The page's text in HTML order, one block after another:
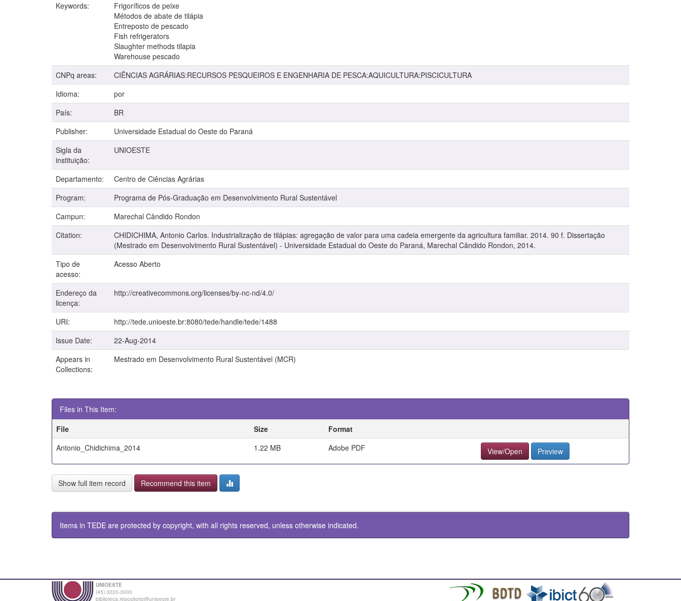
Keywords:
Frigoríficos de peixe
Métodos de abate de tilápia
Entreposto de pescado
Fish refrigerators
Slaughter methods tilapia
Warehouse pescado
CNPq areas:
CIÊNCIAS AGRÁRIAS:RECURSOS PESQUEIROS E ENGENHARIA DE PESCA:AQUICULTURA:PISCICULTURA
Idioma:
por
País:
BR
Publisher:
Universidade Estadual do Oeste do Paraná
Sigla da
instituição:
UNIOESTE
Departamento:
Centro de Ciências Agrárias
Program:
Programa de Pós-Graduação em Desenvolvimento Rural Sustentável
Campun:
Marechal Cândido Rondon
Citation:
CHIDICHIMA, Antonio Carlos. Industrialização de tilápias: agregação de valor para uma cadeia emergente da agricultura familiar. 2014. 90 f. Dissertação
(Mestrado em Desenvolvimento Rural Sustentável) - Universidade Estadual do Oeste do Paraná, Marechal Cândido Rondon, 2014.
Tipo de
acesso:
Acesso Aberto
Endereço da
licença:
http://creativecommons.org/licenses/by-nc-nd/4.0/
URI:
http://tede.unioeste.br:8080/tede/handle/tede/1488
Issue Date:
22-Aug-2014
Appears in
Collections:
Mestrado em Desenvolvimento Rural Sustentável (MCR)
Files in This Item:
File
Size
Format
Antonio_Chidichima_2014
1.22 MB Adobe PDF View/Open Preview
Show full item record Recommend this item
Items in TEDE are protected by copyright, with all rights reserved, unless otherwise indicated.
UNIOESTE
(45) 3220-3000
biblioteca.repositorio@unioeste.br